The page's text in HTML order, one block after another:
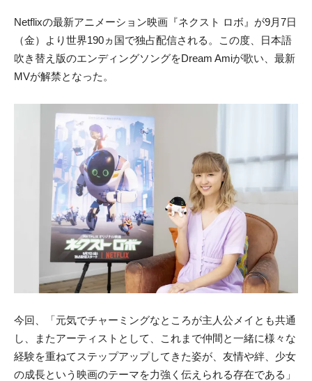
Netflixの最新アニメーション映画『ネクスト ロボ』が9月7日
（金）より世界190ヵ国で独占配信される。この度、日本語
吹き替え版のエンディングソングをDream Amiが歌い、最新
MVが解禁となった。
今回、「元気でチャーミングなところが主人公メイとも共通
し、またアーティストとして、これまで仲間と一緒に様々な
経験を重ねてステップアップしてきた姿が、友情や絆、少女
の成長という映画のテーマを力強く伝えられる存在である」